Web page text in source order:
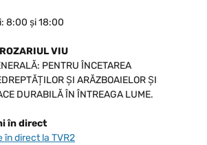
8:00 și 18:00
VIU
PENTRU ÎNCETAREA
ȘI ARĂZBOAIELOR ȘI
DURABILĂ ÎN ÎNTREAGA LUME.
în direct
în direct la TVR2